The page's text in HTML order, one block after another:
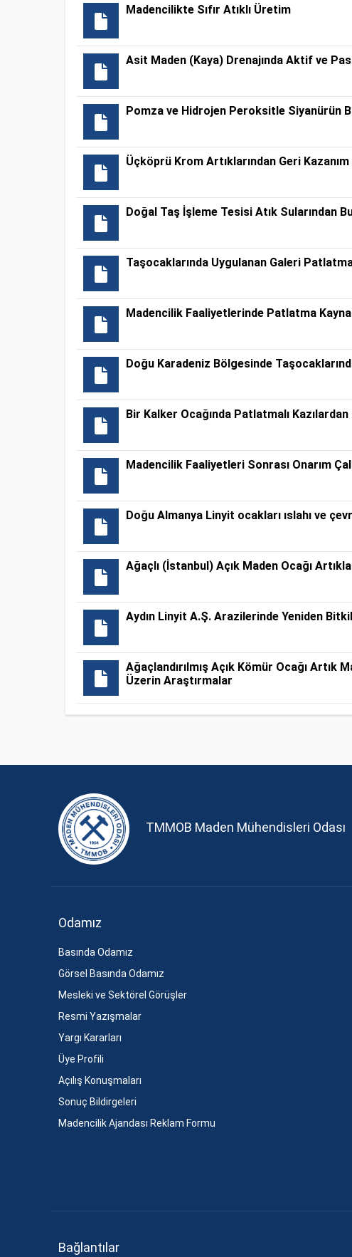
Madencilikte Sıfır Atıklı Üretim
Asit Maden (Kaya) Drenajında Aktif ve
Pomza ve Hidrojen Peroksitle Siyanürün
Üçköprü Krom Artıklarından Geri
Doğal Taş İşleme Tesisi Atık Sularından
Taşocaklarında Uygulanan Galeri
Madencilik Faaliyetlerinde Patlatma
Doğu Karadeniz Bölgesinde
Bir Kalker Ocağında Patlatmalı
Madencilik Faaliyetleri Sonrası Onarım
Doğu Almanya Linyit ocakları ıslahı ve
Ağaçlı (İstanbul) Açık Maden Ocağı
Aydın Linyit A.Ş. Arazilerinde Yeniden
Ağaçlandırılmış Açık Kömür Ocağı
Üzerin Araştırmalar
TMMOB Maden Mühendisleri Odası
Odamız
Basında Odamız
Görsel Basında Odamız
Mesleki ve Sektörel Görüşler
Resmi Yazışmalar
Yargı Kararları
Üye Profili
Açılış Konuşmaları
Sonuç Bildirgeleri
Madencilik Ajandası Reklam Formu
Bağlantılar